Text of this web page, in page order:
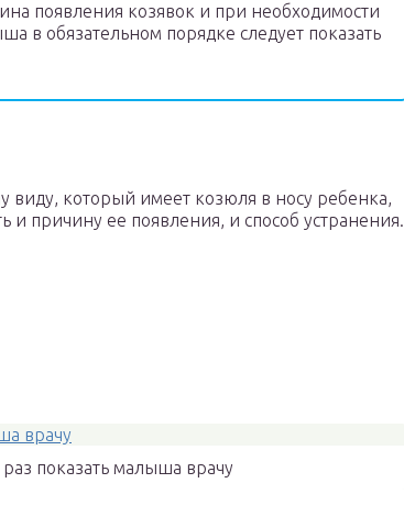
появления козявок и при необходимости
в обязательном порядке следует показать
виду, который имеет козюля в носу ребенка,
и причину ее появления, и способ устранения.
показать малыша врачу